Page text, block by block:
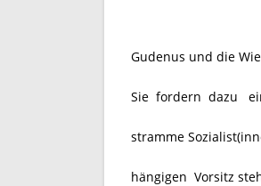
Gudenus und die
Sie fordern dazu
stramme
hängigen Vorsitz